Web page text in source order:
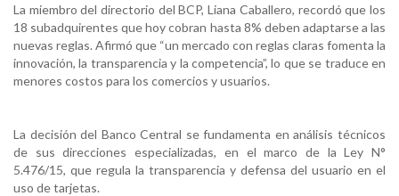
La miembro del directorio del BCP, Liana Caballero, recordó que los
18 subadquirentes que hoy cobran hasta 8% deben adaptarse a las
nuevas reglas. Afirmó que “un mercado con reglas claras fomenta la
innovación, la transparencia y la competencia”, lo que se traduce en
menores costos para los comercios y usuarios.
La decisión del Banco Central se fundamenta en análisis técnicos
de sus direcciones especializadas, en el marco de la Ley N°
5.476/15, que regula la transparencia y defensa del usuario en el
uso de tarjetas.